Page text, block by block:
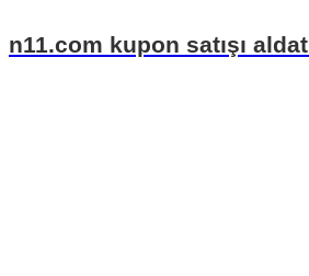
n11.com kupon satışı